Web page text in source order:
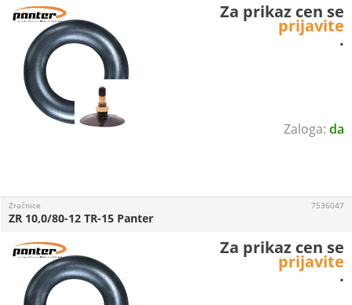
da
Za prikaz cen se
prijavite
.
Zračnice
ZR 10,0/80-12 TR-15 Panter
7536047
Za prikaz cen se
prijavite
.